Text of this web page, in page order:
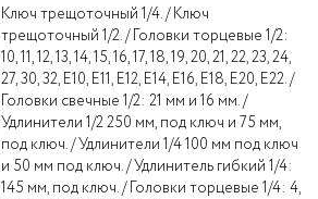
Ключ трещоточный 1/4. / Ключ
трещоточный 1/2. / Головки торцевые 1/2:
10, 11, 12, 13, 14, 15, 16, 17, 18, 19, 20, 21, 22, 23, 24,
27, 30, 32, Е10, Е11, Е12, Е14, Е16, Е18, Е20, Е22. /
Головки свечные 1/2: 21 мм и 16 мм. /
Удлинители 1/2 250 мм, под ключ и 75 мм,
под ключ. / Удлинители 1/4 100 мм под ключ
и 50 мм под ключ. / Удлинитель гибкий 1/4:
145 мм, под ключ. / Головки торцевые 1/4: 4,